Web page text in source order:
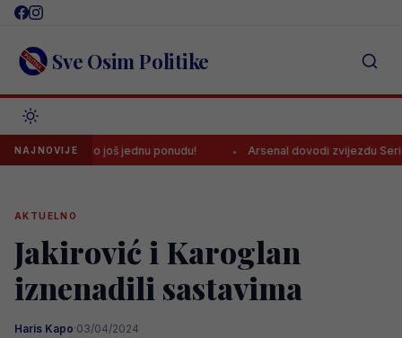
Skip
content Sve Osim Politike
NAJNOVIJE
dobio još jednu ponudu! Arsenal dovodi zvijezdu Serie A za
AKTUELNO
Jakirović i Karoglan
iznenadili sastavima
Haris Kapo·03/04/2024